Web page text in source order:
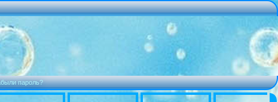
пароль?